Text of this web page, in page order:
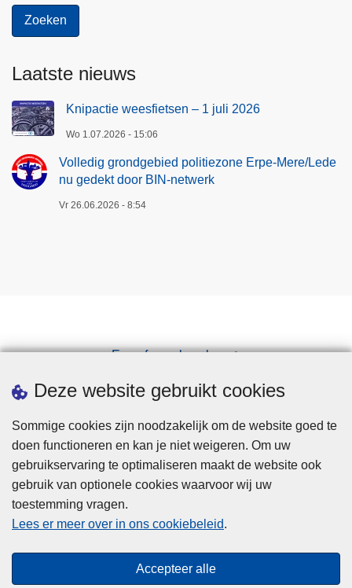
Deze website gebruikt cookies
Sommige cookies zijn noodzakelijk om de website goed te
doen functioneren en kan je niet weigeren. Om uw
gebruikservaring te optimaliseren maakt de website ook
gebruik van optionele cookies waarvoor wij uw
toestemming vragen.
Lees er meer over in ons cookiebeleid.
Accepteer alle
Laatste nieuws
Knipactie weesfietsen – 1 juli 2026
Wo 1.07.2026 - 15:06
Volledig grondgebied politiezone Erpe-Mere/Lede
nu gedekt door BIN-netwerk
Vr 26.06.2026 - 8:54
Een afspraak maken
Privacy
Cookies
Toegankelijkheid